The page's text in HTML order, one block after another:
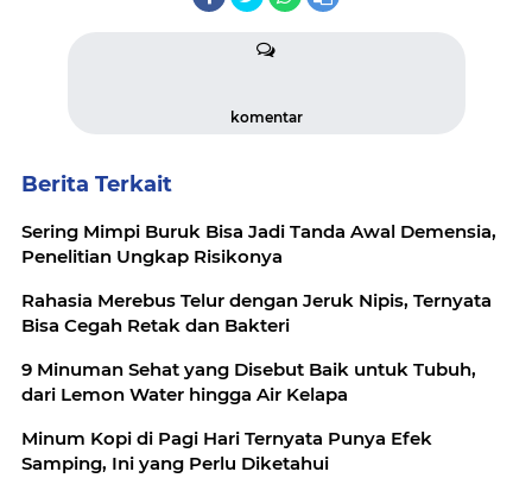
komentar
Berita Terkait
Sering Mimpi Buruk Bisa Jadi Tanda Awal Demensia,
Penelitian Ungkap Risikonya
Rahasia Merebus Telur dengan Jeruk Nipis, Ternyata
Bisa Cegah Retak dan Bakteri
9 Minuman Sehat yang Disebut Baik untuk Tubuh,
dari Lemon Water hingga Air Kelapa
Minum Kopi di Pagi Hari Ternyata Punya Efek
Samping, Ini yang Perlu Diketahui